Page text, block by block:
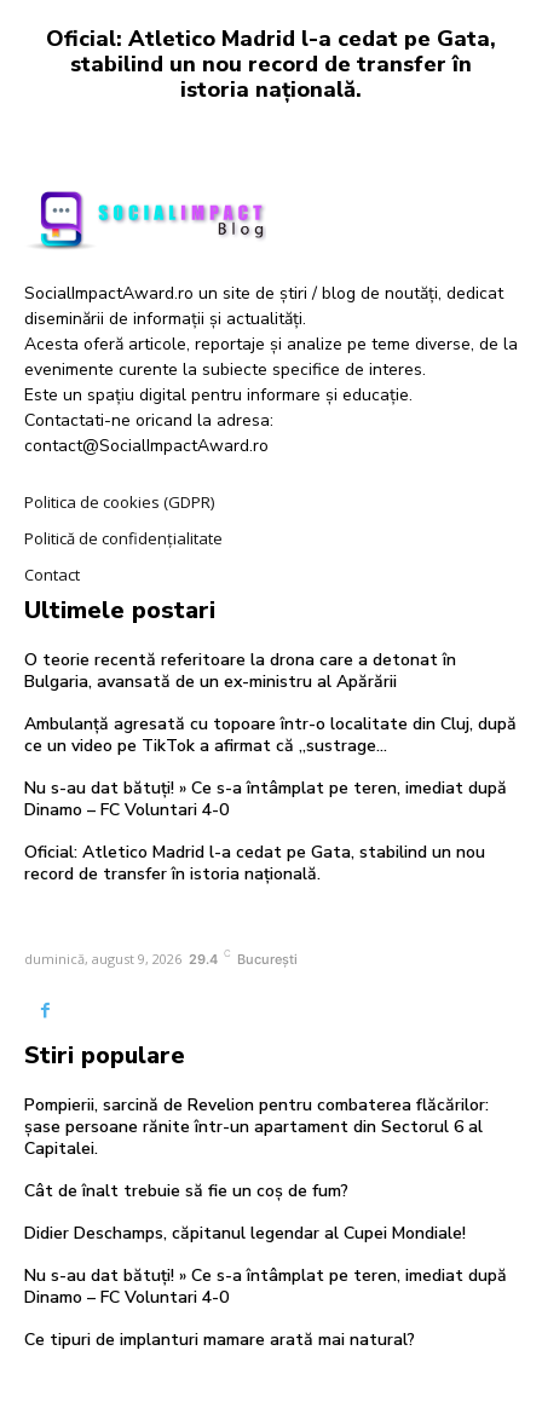
Oficial: Atletico Madrid l-a cedat pe Gata,
stabilind un nou record de transfer în
istoria națională.
SocialImpactAward.ro un site de știri / blog de noutăți, dedicat
diseminării de informații și actualități.
Acesta oferă articole, reportaje și analize pe teme diverse, de la
evenimente curente la subiecte specifice de interes.
Este un spațiu digital pentru informare și educație.
Contactati-ne oricand la adresa:
contact@SocialImpactAward.ro
Politica de cookies (GDPR)
Politică de confidențialitate
Contact
Ultimele postari
O teorie recentă referitoare la drona care a detonat în
Bulgaria, avansată de un ex-ministru al Apărării
Ambulanță agresată cu topoare într-o localitate din Cluj, după
ce un video pe TikTok a afirmat că „sustrage…
Nu s-au dat bătuți! » Ce s-a întâmplat pe teren, imediat după
Dinamo – FC Voluntari 4-0
Oficial: Atletico Madrid l-a cedat pe Gata, stabilind un nou
record de transfer în istoria națională.
duminică, august 9, 2026 29.4 C București
Stiri populare
Pompierii, sarcină de Revelion pentru combaterea flăcărilor:
șase persoane rănite într-un apartament din Sectorul 6 al
Capitalei.
Cât de înalt trebuie să fie un coș de fum?
Didier Deschamps, căpitanul legendar al Cupei Mondiale!
Nu s-au dat bătuți! » Ce s-a întâmplat pe teren, imediat după
Dinamo – FC Voluntari 4-0
Ce tipuri de implanturi mamare arată mai natural?